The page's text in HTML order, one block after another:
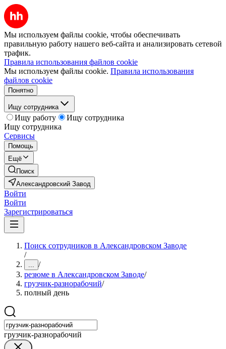
Мы используем файлы cookie, чтобы обеспечивать
правильную работу нашего веб-сайта и анализировать сетевой
трафик.
Правила использования файлов cookie
Мы используем файлы cookie. Правила использования
файлов cookie
Понятно
Ищу сотрудника
Ищу работу
Ищу сотрудника
Ищу сотрудника
Сервисы
Помощь
Ещё
Поиск
Александровский Завод
Войти
Войти
Зарегистрироваться
Поиск сотрудников в Александровском Заводе
/
... /
резюме в Александровском Заводе/
грузчик-разнорабочий/
полный день
грузчик-разнорабочий